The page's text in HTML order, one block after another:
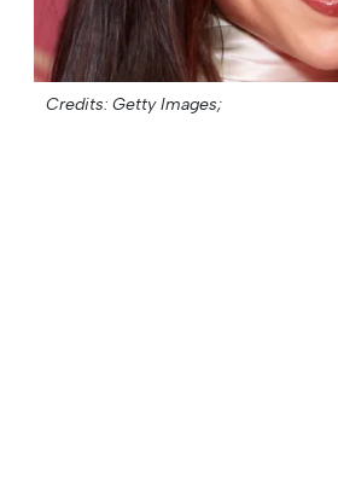
Credits: Getty Images;